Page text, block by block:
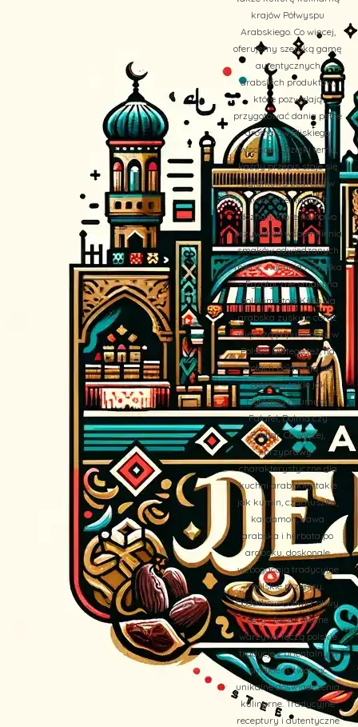
krajów Półwyspu
Arabskiego. Co więcej,
oferujemy szeroką gamę
autentycznych
arabskich produktów,
które pozwalają
przygotować dania pełne
aromatów Bliskiego
Wschodu. Dzięki temu,
każdy przepis staje się
wyjątkową podróżą w
świat orientalnych
doznań, które na nowo
przywołują wspomnienia
smaków odwiedzanych
miejsc. Kuchnia Arabska
– Egzotyczne smaki na
polskim stole Kuchnia
arabska zyskuje coraz
większą popularność w
Polsce. Dlatego też, na
stołach pojawiają się
potrawy takie jak
Hommos (Humus),
Falafel, Dolma czy
Zaatar. Co więcej,
przyprawy
charakterystyczne dla
kuchni arabskiej, takie
jak kumin, czarnuszka,
kardamon, kawa
arabska i herbata po
arabsku, doskonale
wzbogacają tradycyjne
polskie przepisy.
Dodatkowo, oliwki, oliwy,
sery i faszerowane
warzywa łączą polskie
tradycje z orientalnym
smakiem, tworząc
unikalne doświadczenia
kulinarne. Tradycyjne
receptury i autentyczne